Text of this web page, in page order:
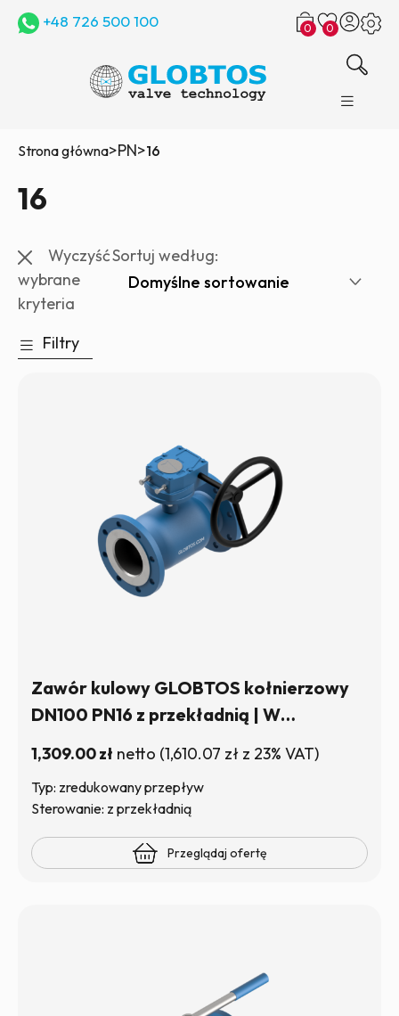
+48 726 500 100 0 0
Strona główna>PN>16
16
Wyczyść
wybrane
kryteria
Sortuj według:
Filtry
Zawór kulowy GLOBTOS kołnierzowy
DN100 PN16 z przekładnią | W
1,309.00zł netto (1,610.07 zł z 23% VAT)
Typ: zredukowany przepływ
Sterowanie: z przekładnią
Przeglądaj ofertę